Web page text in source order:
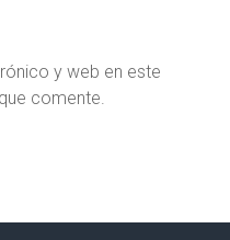
y web en este
comente.